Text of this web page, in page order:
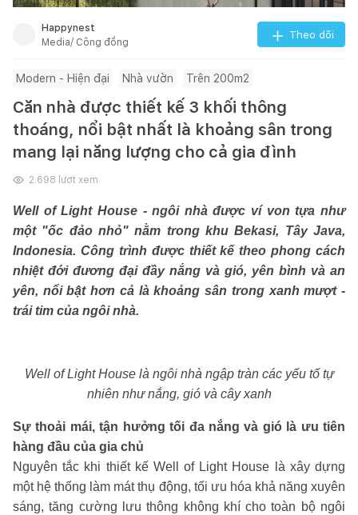
Happynest
Media/ Cộng đồng
Theo dõi
Modern - Hiện đại Nhà vườn Trên 200m2
Căn nhà được thiết kế 3 khối thông
thoáng, nổi bật nhất là khoảng sân trong
mang lại năng lượng cho cả gia đình
2.698 lượt xem
Well of Light House - ngôi nhà được ví von tựa như
một "ốc đảo nhỏ" nằm trong khu Bekasi, Tây Java,
Indonesia. Công trình được thiết kế theo phong cách
nhiệt đới đương đại đầy nắng và gió, yên bình và an
yên, nổi bật hơn cả là khoảng sân trong xanh mượt -
trái tim của ngôi nhà.
Well of Light House là ngôi nhà ngập tràn các yếu tố tự
nhiên như nắng, gió và cây xanh
Sự thoải mái, tận hưởng tối đa nắng và gió là ưu tiên
hàng đầu của gia chủ
Nguyên tắc khi thiết kế Well of Light House là xây dựng
một hệ thống làm mát thụ động, tối ưu hóa khả năng xuyên
sáng, tăng cường lưu thông không khí cho toàn bộ ngôi